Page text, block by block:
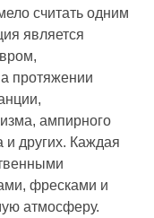
считать одним
является
протяжении
ампирного
и других. Каждая
фресками и
атмосферу.